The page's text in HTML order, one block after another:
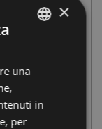
ENGLISH
FRENCH
×
una
in
per